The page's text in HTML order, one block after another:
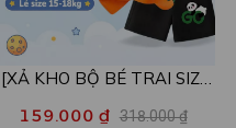
[XẢ KHO BỘ BÉ TRAI SIZE
159.000 ₫ 318.000 ₫